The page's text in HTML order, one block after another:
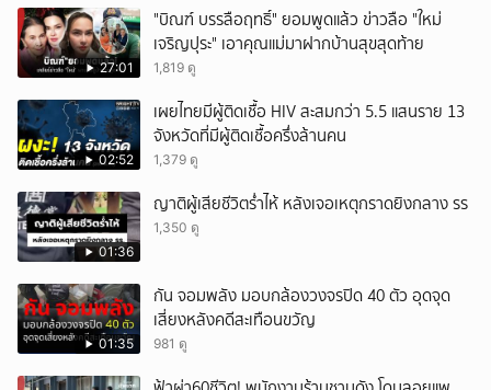
27:01
"บิณฑ์ บรรลือฤทธิ์" ยอมพูดแล้ว ข่าวลือ "ใหม่
เจริญปุระ" เอาคุณแม่มาฝากบ้านสุขสุดท้าย
1,819 ดู
02:52
เผยไทยมีผู้ติดเชื้อ HIV สะสมกว่า 5.5 แสนราย 13
จังหวัดที่มีผู้ติดเชื้อครึ่งล้านคน
1,379 ดู
01:36
ญาติผู้เสียชีวิตร่ำไห้ หลังเจอเหตุกราดยิงกลาง รร
1,350 ดู
01:35
กัน จอมพลัง มอบกล้องวงจรปิด 40 ตัว อุดจุด
เสี่ยงหลังคดีสะเทือนขวัญ
981 ดู